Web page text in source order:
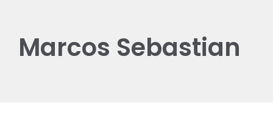
Marcos Sebastian